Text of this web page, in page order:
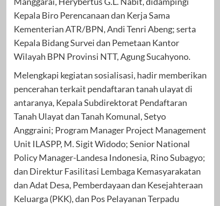
Kepala Biro Perencanaan dan Kerja Sama
Kementerian ATR/BPN, Andi Tenri Abeng; serta
Kepala Bidang Survei dan Pemetaan Kantor
Wilayah BPN Provinsi NTT, Agung Sucahyono.
Melengkapi kegiatan sosialisasi, hadir memberikan
pencerahan terkait pendaftaran tanah ulayat di
antaranya, Kepala Subdirektorat Pendaftaran
Tanah Ulayat dan Tanah Komunal, Setyo
Anggraini; Program Manager Project Management
Unit ILASPP, M. Sigit Widodo; Senior National
Policy Manager-Landesa Indonesia, Rino Subagyo;
dan Direktur Fasilitasi Lembaga Kemasyarakatan
dan Adat Desa, Pemberdayaan dan Kesejahteraan
Keluarga (PKK), dan Pos Pelayanan Terpadu